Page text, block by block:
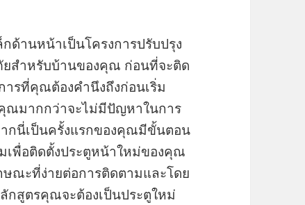
ด้านหน้าเป็นโครงการปรับปรุง
สำหรับบ้านของคุณ ก่อนที่จะติด
ารที่คุณต้องคำนึงถึงก่อนเริ่ม
ณมากกว่าจะไม่มีปัญหาในการ
กนี่เป็นครั้งแรกของคุณมีขั้นตอน
พื่อติดตั้งประตูหน้าใหม่ของคุณ
ณะที่ง่ายต่อการติดตามและโดย
กสูตรคุณจะต้องเป็นประตูใหม่